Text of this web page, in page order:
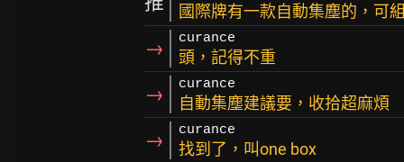
國際牌有一款自動集塵的，可
→ curance
頭，記得不重
→ curance
自動集塵建議要，收拾超麻煩
→ curance
找到了，叫one box